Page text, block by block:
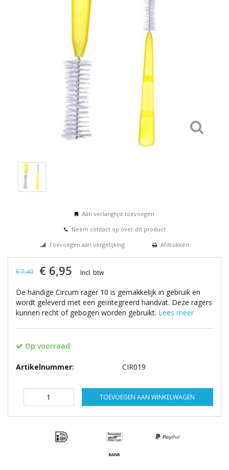
Aan verlanglijst toevoegen
Neem contact op over dit product
Toevoegen aan vergelijking
Afdrukken
€ 7,40 € 6,95 Incl. btw
De handige Circum rager 10 is gemakkelijk in gebruik en
wordt geleverd met een geïntegreerd handvat. Deze ragers
kunnen recht of gebogen worden gebruikt. Lees meer
Op voorraad
Artikelnummer: CIR019
TOEVOEGEN AAN WINKELWAGEN